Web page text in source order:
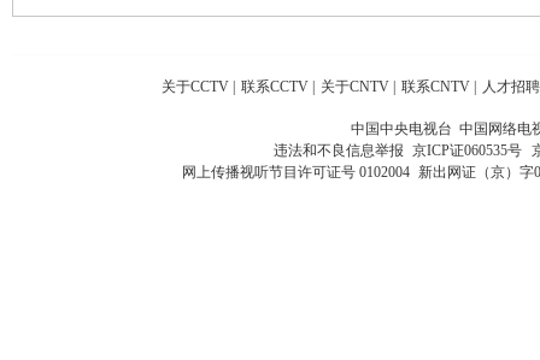
关于CCTV | 联系CCTV | 关于CNTV | 联系CNTV | 人才招聘
中国中央电视台 中国网络电
违法和不良信息举报 京ICP证060535号
网上传播视听节目许可证号 0102004 新出网证（京）